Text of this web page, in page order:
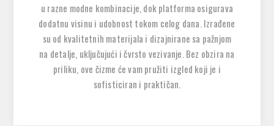
u razne modne kombinacije, dok platforma osigurava
dodatnu visinu i udobnost tokom celog dana. Izrađene
su od kvalitetnih materijala i dizajnirane sa pažnjom
na detalje, uključujući i čvrsto vezivanje. Bez obzira na
priliku, ove čizme će vam pružiti izgled koji je i
sofisticiran i praktičan.